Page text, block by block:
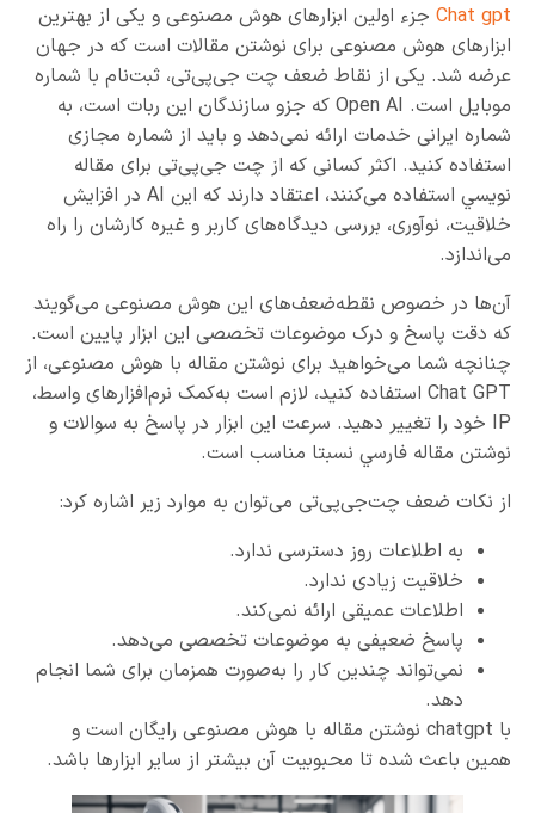
Chat gpt جزء اولین ابزارهای هوش مصنوعی و یکی از بهترین
ابزارهای هوش مصنوعی برای نوشتن مقالات است که در جهان
عرضه شد. یکی از نقاط ضعف چت جی‌پی‌تی، ثبت‌نام با شماره
موبایل است. Open AI که جزو سازندگان این ربات است، به
شماره ایرانی خدمات ارائه نمی‌دهد و باید از شماره مجازی
استفاده کنید. اکثر کسانی که از چت جی‌پی‌تی برای مقاله
نويسي استفاده می‌کنند، اعتقاد دارند که این AI در افزایش
خلاقیت، نوآوری، بررسی دیدگاه‌های کاربر و غیره کارشان را راه
می‌اندازد.
آن‌ها در خصوص نقطه‌ضعف‌های این هوش مصنوعی می‌گویند
که دقت پاسخ و درک موضوعات تخصصی این ابزار پایین است.
چنانچه شما می‌خواهید برای نوشتن مقاله با هوش مصنوعی، از
Chat GPT استفاده کنید، لازم است به‌کمک نرم‌افزارهای واسط،
IP خود را تغییر دهید. سرعت این ابزار در پاسخ به سوالات و
نوشتن مقاله فارسي نسبتا مناسب است.
از نکات ضعف چت‌جی‌پی‌تی می‌توان به موارد زیر اشاره کرد:
به اطلاعات روز دسترسی ندارد.
خلاقیت زیادی ندارد.
اطلاعات عمیقی ارائه نمی‌کند.
پاسخ ضعیفی به موضوعات تخصصی می‌دهد.
نمی‌تواند چندین کار را به‌صورت همزمان برای شما انجام
دهد.
با chatgpt نوشتن مقاله با هوش مصنوعی رایگان است و
همین باعث شده تا محبوبیت آن بیشتر از سایر ابزارها باشد.